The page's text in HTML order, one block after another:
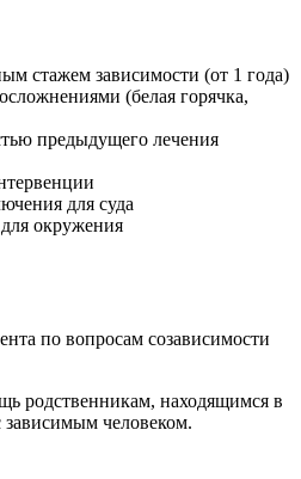
стажем зависимости (от 1 года)
(белая горячка,
предыдущего лечения
для суда
окружения
по вопросам созависимости
родственникам, находящимся в
человеком.